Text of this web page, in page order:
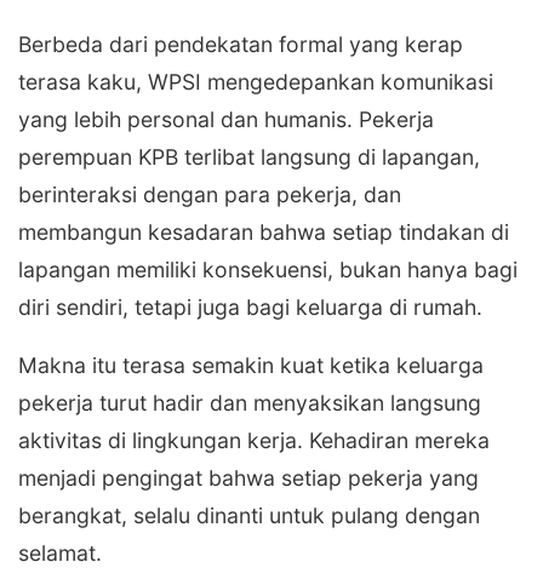
Berbeda dari pendekatan formal yang kerap
terasa kaku, WPSI mengedepankan komunikasi
yang lebih personal dan humanis. Pekerja
perempuan KPB terlibat langsung di lapangan,
berinteraksi dengan para pekerja, dan
membangun kesadaran bahwa setiap tindakan di
lapangan memiliki konsekuensi, bukan hanya bagi
diri sendiri, tetapi juga bagi keluarga di rumah.
Makna itu terasa semakin kuat ketika keluarga
pekerja turut hadir dan menyaksikan langsung
aktivitas di lingkungan kerja. Kehadiran mereka
menjadi pengingat bahwa setiap pekerja yang
berangkat, selalu dinanti untuk pulang dengan
selamat.